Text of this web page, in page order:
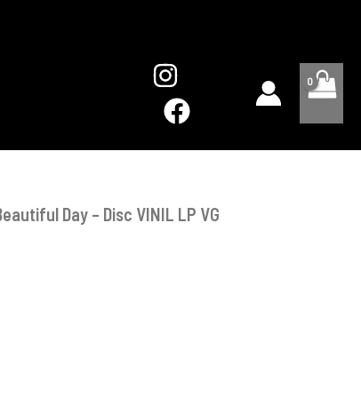
Day – Disc VINIL LP VG
Beautiful
Day
Disc